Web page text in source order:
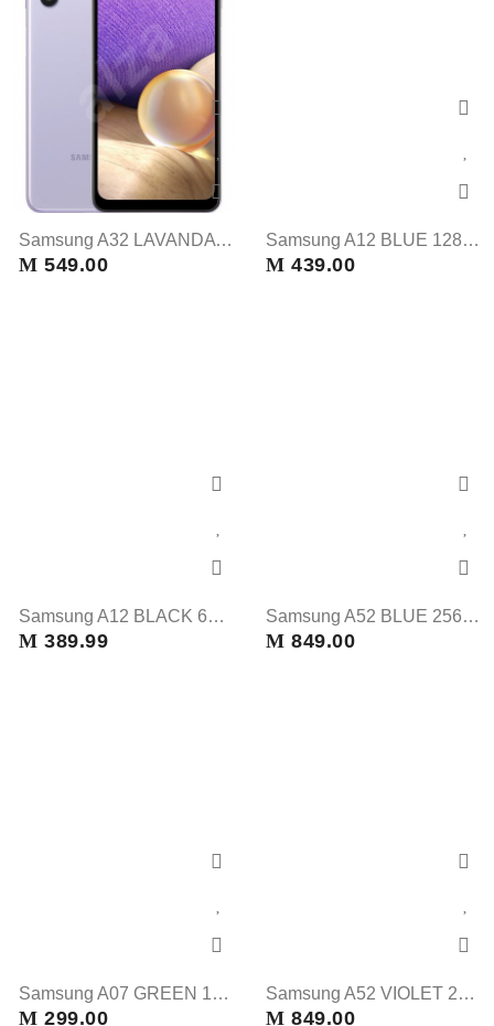
Samsung A32 LAVANDA 128 GB
M 549.00
Samsung A12 BLUE 128 GB
M 439.00
Samsung A12 BLACK 64 GB
M 389.99
Samsung A52 BLUE 256 GB
M 849.00
Samsung A07 GREEN 128 GB
M 299.00
Samsung A52 VIOLET 256 GB
M 849.00